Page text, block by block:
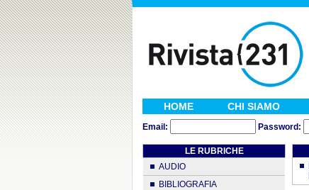
HOME CHI SIAMO
Email: Password:
LE RUBRICHE
AUDIO
BIBLIOGRAFIA